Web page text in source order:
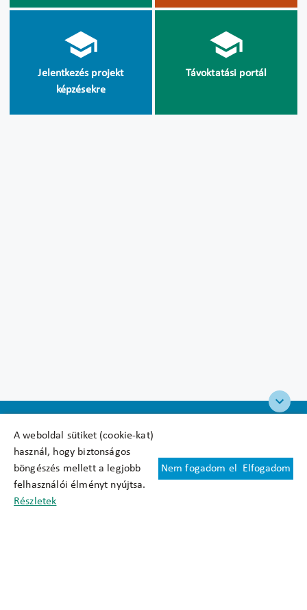
A weboldal sütiket (cookie-kat)
használ, hogy biztonságos
böngészés mellett a legjobb
felhasználói élményt nyújtsa.
Részletek
Nem fogadom el Elfogadom
Jelentkezés projekt
képzésekre
Távoktatási portál
Felhasználási feltételek